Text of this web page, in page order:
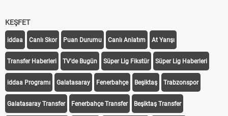
KEŞFET
iddaa Canlı Skor Puan Durumu Canlı Anlatım At Yarışı
Transfer Haberleri TV'de Bugün Süper Lig Fikstür Süper Lig Haberleri
iddaa Programı Galatasaray Fenerbahçe Beşiktaş Trabzonspor
Galatasaray Transfer Fenerbahçe Transfer Beşiktaş Transfer